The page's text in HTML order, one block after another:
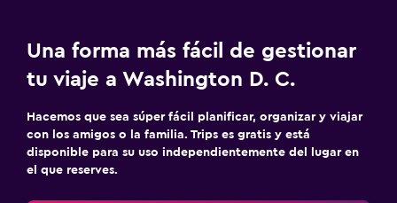
Una forma más fácil de gestionar
tu viaje a Washington D. C.
Hacemos que sea súper fácil planificar, organizar y viajar
con los amigos o la familia. Trips es gratis y está
disponible para su uso independientemente del lugar en
el que reserves.